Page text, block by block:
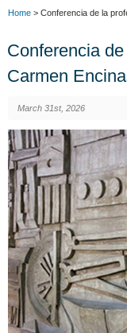
Home > Conferencia de la
Conferencia
Carmen
March 31st, 2026